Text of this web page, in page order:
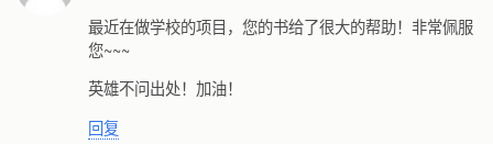
最近在做学校的项目，您的书给了很大的帮助！非常佩服
您~~~
英雄不问出处！加油！
回复